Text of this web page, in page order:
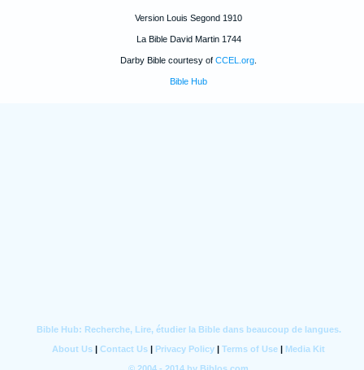
Version Louis Segond 1910
La Bible David Martin 1744
Darby Bible courtesy of CCEL.org
Bible Hub